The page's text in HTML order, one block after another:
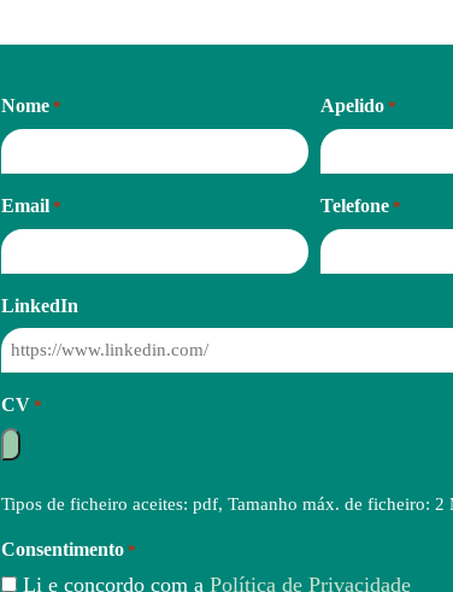
Nome * Apelido *
Email * Telefone *
LinkedIn
CV *
Tipos de ficheiro aceites: pdf, Tamanho máx. de ficheiro: 2
Consentimento *
Li e concordo com a Política de Privacidade